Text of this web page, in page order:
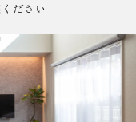
ださい